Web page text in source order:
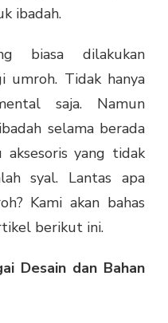
ibadah.
biasa dilakukan
umroh. Tidak hanya
saja. Namun
selama berada
yang tidak
syal. Lantas apa
Kami akan bahas
berikut ini.
Desain dan Bahan